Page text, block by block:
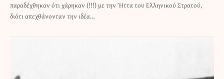
παραδέχθηκαν ότι χάρηκαν (!!!) με την Ήττα του Ελληνικού Στρατού,
διότι απεχθάνονταν την ιδέα…